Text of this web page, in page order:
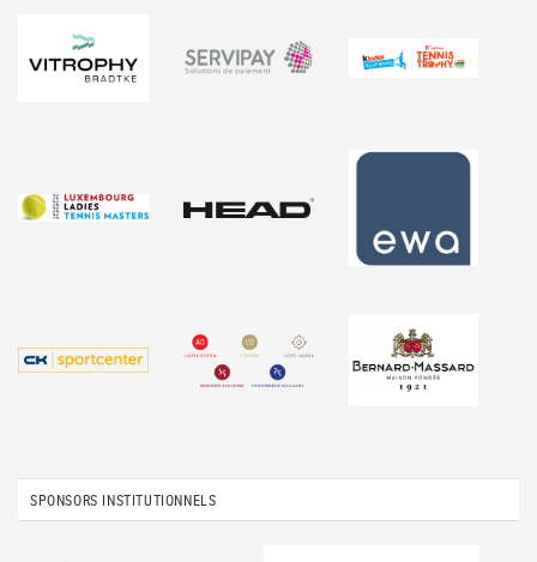
SPONSORS INSTITUTIONNELS